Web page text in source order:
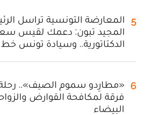
5 المعارضة التونسية تراسل
المجيد تبون: دعمك لقيس
الدكتاتورية.. وسيادة تونس خط
6 «مطارِدو سموم الصيف».. رحلة
فرقة لمكافحة القوارض
البيضاء